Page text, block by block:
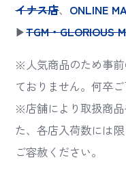
イナス店、 ONLINE
▶TGM・GLORIOUS
※人気商品のため事
ておりません。何卒ご
※店舗により取扱商
た、各店入荷数には
ご容赦ください。